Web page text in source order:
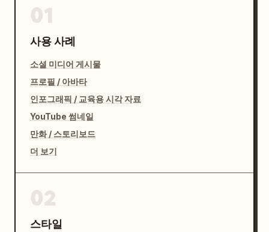
사용 사례
소셜 미디어 게시물
프로필 / 아바타
인포그래픽 / 교육용 시각 자료
YouTube 썸네일
만화 / 스토리보드
더 보기
스타일